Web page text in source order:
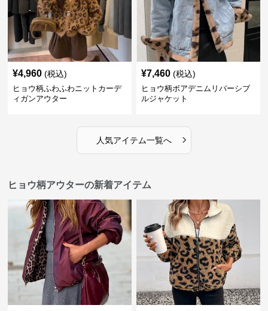
¥4,960 (税込)
ヒョウ柄ふわふわニットカーデ
ィガンアウター
¥7,460 (税込)
ヒョウ柄ボアデニムリバーシブ
ルジャケット
人気アイテム一覧へ ›
ヒョウ柄アウターの新着アイテム